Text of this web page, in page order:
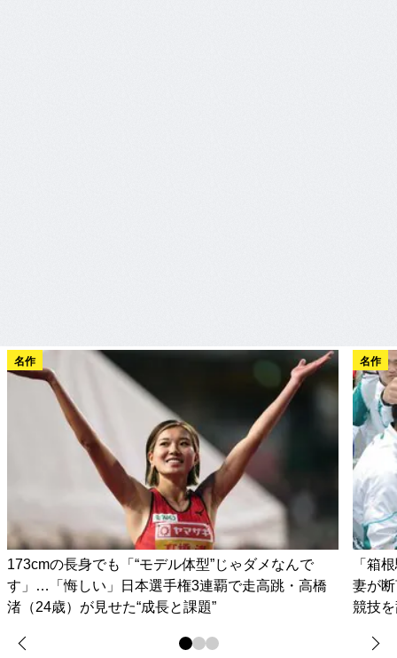
名作
173cmの長身でも「“モデル体型”じゃダメなんで
す」…「悔しい」日本選手権3連覇で走高跳・高橋
渚（24歳）が見せた“成長と課題”
名作
「箱
妻が
競技